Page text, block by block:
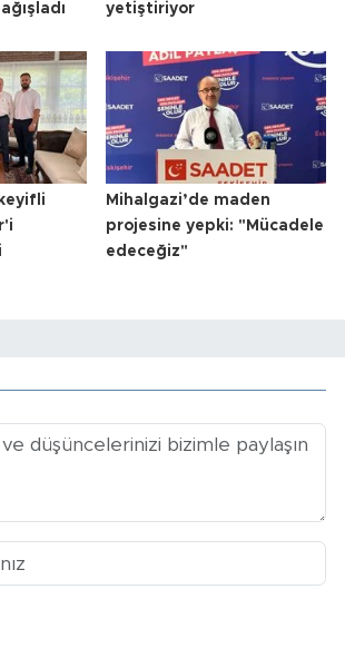
yetiştiriyor
Mihalgazi’de maden
projesine yepki: "Mücadele
edeceğiz"